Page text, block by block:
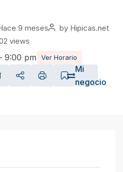
9 meses by Hipicas.net
views
9:00 pm Ver Horario
Mi
negocio